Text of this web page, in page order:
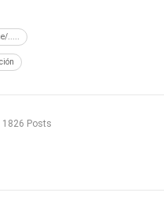
.....
1826 Posts